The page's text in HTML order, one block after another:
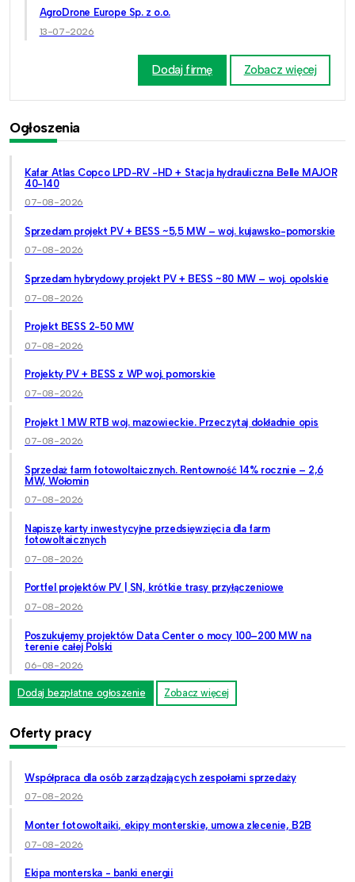
AgroDrone Europe Sp. z o.o.
13-07-2026
Dodaj firmę Zobacz więcej
Ogłoszenia
Kafar Atlas Copco LPD-RV -HD + Stacja hydrauliczna Belle MAJOR
40-140
07-08-2026
Sprzedam projekt PV + BESS ~5,5 MW – woj. kujawsko-pomorskie
07-08-2026
Sprzedam hybrydowy projekt PV + BESS ~80 MW – woj. opolskie
07-08-2026
Projekt BESS 2-50 MW
07-08-2026
Projekty PV + BESS z WP woj. pomorskie
07-08-2026
Projekt 1 MW RTB woj. mazowieckie. Przeczytaj dokładnie opis
07-08-2026
Sprzedaż farm fotowoltaicznych. Rentowność 14% rocznie – 2,6
MW, Wołomin
07-08-2026
Napiszę karty inwestycyjne przedsięwzięcia dla farm
fotowoltaicznych
07-08-2026
Portfel projektów PV | SN, krótkie trasy przyłączeniowe
07-08-2026
Poszukujemy projektów Data Center o mocy 100–200 MW na
terenie całej Polski
06-08-2026
Dodaj bezpłatne ogłoszenie Zobacz więcej
Oferty pracy
Współpraca dla osób zarządzających zespołami sprzedaży
07-08-2026
Monter fotowoltaiki, ekipy monterskie, umowa zlecenie, B2B
07-08-2026
Ekipa monterska - banki energii